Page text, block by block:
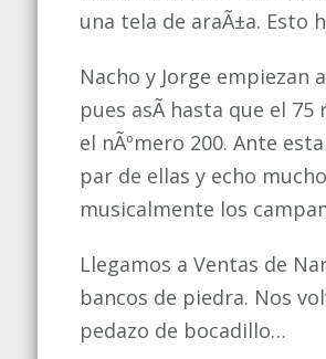
REI
una tela de araÃ±a. Esto
Nacho y Jorge empiezan
pues asÃ­ hasta que el
el nÃºmero 200. Ante
par de ellas y echo
musicalmente los
Llegamos a Ventas de
bancos de piedra. Nos
pedazo de bocadillo…